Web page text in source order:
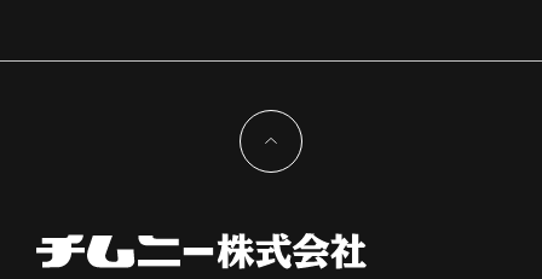
新型コロナウイルス対応
コーポレートガバナンス
会社を知る
独立支援について